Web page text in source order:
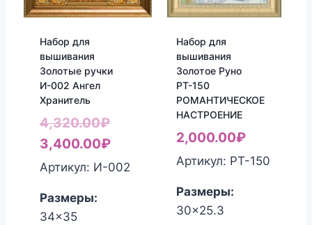
Набор для
вышивания
Золотые ручки
И-002 Ангел
Хранитель
4,320.00₽Первоначальная
цена
составляла
4,320.00₽.
3,400.00₽Текущая
цена:
3,400.00₽.
Артикул: И-002
Размеры:
34x35
Набор для
вышивания
Золотое Руно
РТ-150
РОМАНТИЧЕСКОЕ
НАСТРОЕНИЕ
2,000.00₽
Артикул: РТ-150
Размеры:
30x25.3